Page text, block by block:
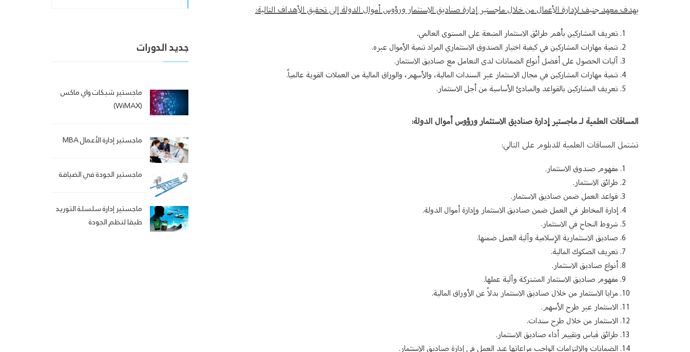
يهدف معهد جنيف لإدارة الأعمال من خلال ماجستير إدارة صناديق الاستثمار ورؤوس أموال الدولة إلى تحقيق الأهداف التالية:
تعريف المشاركين بأهم طرائق الاستثمار المتبعة على المستوى العالمي.
تنمية مهارات المشاركين في كيفية اختيار الصندوق الاستثماري المراد تنمية الأموال عبره.
آليات الحصول على أفضل أنواع الضمانات لدى التعامل مع صناديق الاستثمار.
تنمية مهارات المشاركين في مجال الاستثمار عبر السندات المالية، والأسهم، والوراق المالية من العملات القوية عالمياً.
تعريف المشاركين بالقواعد والمبادئ الأساسية من أجل الاستثمار.
المساقات العلمية لـ ماجستير إدارة صناديق الاستثمار ورؤوس أموال الدولة:
تشتمل المساقات العلمية للدبلوم على التالي:
مفهوم صندوق الاستثمار.
طرائق الاستثمار.
قواعد العمل ضمن صناديق الاستثمار.
إدارة المخاطر في العمل ضمن صناديق الاستثمار وإدارة أموال الدولة.
شروط النجاح في الاستثمار.
صناديق الاستثمارية الإسلامية وآلية العمل ضمنها.
تعريف الصكوك المالية.
أنواع صناديق الاستثمار.
مفهوم صناديق الاستثمار المشتركة وآلية عملها.
مزايا الاستثمار من خلال صناديق الاستثمار بدلاً عن الأوراق المالية.
الاستثمار عبر طرح الأسهم.
الاستثمار من خلال طرح سندات.
طرائق قياس وتقييم أداء صناديق الاستثمار.
الضمانات والالتزامات الواجب مراعاتها عند العمل في إدارة صناديق الاستثمار.
جديد الدورات
ماجستير شبكات واي ماكس
(WiMAX)
ماجستير إدارة الأعمال MBA
ماجستير الجودة في الضيافة
ماجستير إدارة سلسلة التوريد
طبقا لنظم الجودة